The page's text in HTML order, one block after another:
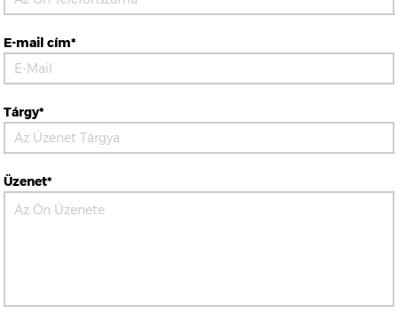
E-mail cím*
Tárgy*
Üzenet*